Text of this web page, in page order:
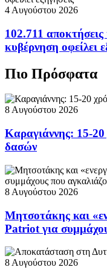
4 Αυγούστου 2026
102.711
κυβέρνηση οφείλει
Πιο Πρόσφατα
8 Αυγούστου 2026
Καραγιάννης: 15-20
δασών
8 Αυγούστου 2026
Μητσοτάκης και
Patriot για
8 Αυγούστου 2026